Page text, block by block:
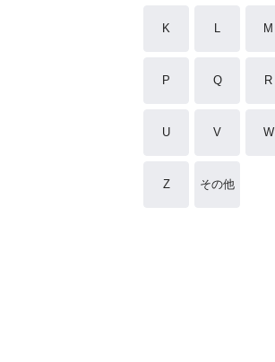
K L M
P Q R
U V W
Z その他